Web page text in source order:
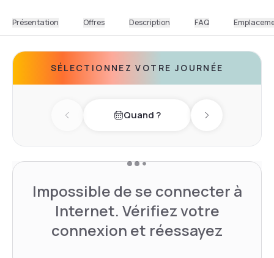
Présentation Offres Description FAQ
SÉLECTIONNEZ VOTRE JOURNÉE
Previous dayQuand ? Next day
Impossible de se connecter à
Internet. Vérifiez votre
connexion et réessayez